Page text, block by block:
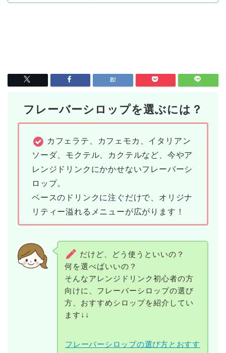
フレーバーシロップを選ぶには？
カフェラテ、カフェモカ、イタリアン
ソーダ、モクテル、カクテルなど、今やア
レンジドリンクにかかせないフレーバーシ
ロップ。
ベースのドリンクに注ぐだけで、オリジナ
リティー溢れるメニューが広がります！
だけど、どう使うといいの？
何を選べばいいの？
そんなアレンジドリンク初心者の方
向けに、フレーバーシロップの選び
方、おすすめシロップを紹介してい
ます↓↓
フレーバーシロップの選び方とおすす